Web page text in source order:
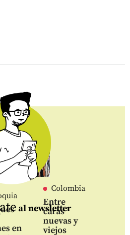
en
Colombia
Entre
caras
nuevas y
viejos
al newsletter